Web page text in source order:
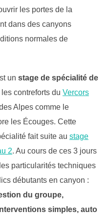
les portes de la
dans des canyons
normales de
un stage de spécialité de
contreforts du Vercors
Alpes comme le
les Écouges. Cette
fait suite au stage
2. Au cours de ces 3 jours
particularités techniques
débutants en canyon :
du groupe,
simples, auto